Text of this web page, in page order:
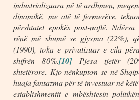
industrializuara në të ardhmen,
dinamikë, me atë të fermerëve,
përshtatet epokës post-naftë.
rënë më shumë se gjysma (22%),
(1990), toka e privatizuar e cila
shifrën 80%.[10]Pjesa tjetër
shtetërore. Kjo nënkupton se në
huaja fantazma për të investuar në
establishmentit e mbështesin